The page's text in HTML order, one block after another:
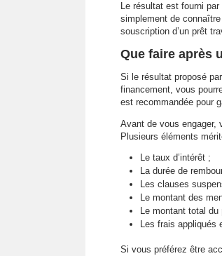
Le résultat est fourni
simplement de
souscription d’un prêt
Que faire après
Si le résultat proposé
financement, vous
est recommandée pour
Avant de vous engager,
Plusieurs éléments
Le taux d’intérêt ;
La durée de
Les clauses
Le montant des
Le montant total
Les frais appliqués
Si vous préférez être